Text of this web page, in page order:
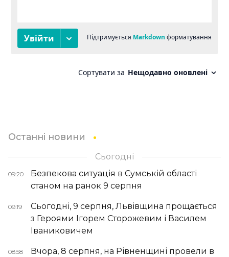
Останні новини
Сьогодні
09:20
Безпекова ситуація в Сумській області
станом на ранок 9 серпня
09:19
Сьогодні, 9 серпня, Львівщина прощається
з Героями Ігорем Сторожевим і Василем
Іваниковичем
08:58
Вчора, 8 серпня, на Рівненщині провели в